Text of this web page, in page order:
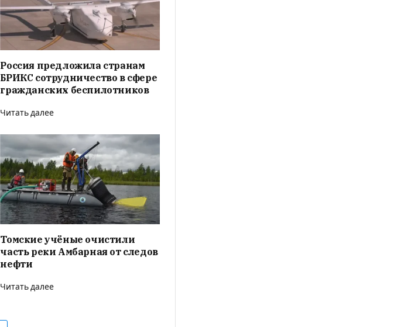
Россия предложила странам
БРИКС сотрудничество в сфере
гражданских беспилотников
Читать далее
Томские учёные очистили
часть реки Амбарная от следов
нефти
Читать далее